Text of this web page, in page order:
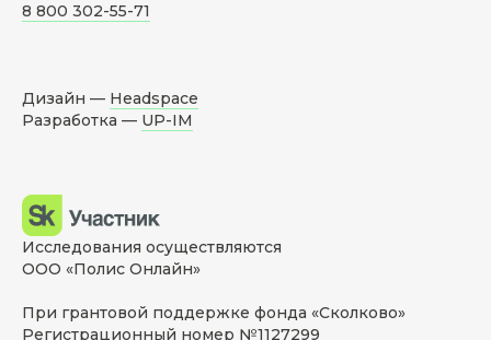
8 800 302-55-71
Дизайн — Headspace
Разработка — UP-IM
Исследования осуществляются
ООО «Полис Онлайн»
При грантовой поддержке фонда «Сколково»
Регистрационный номер №1127299